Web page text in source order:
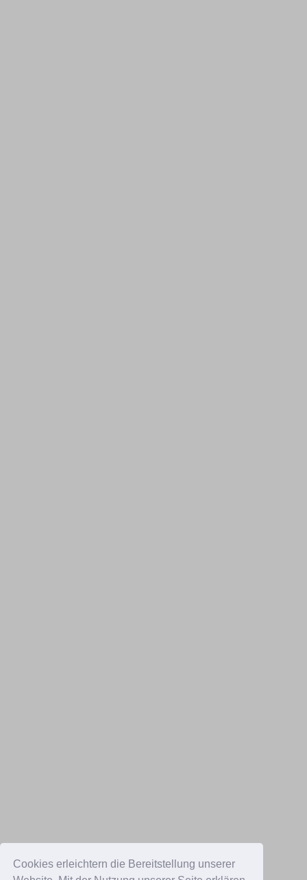
Cookies erleichtern die Bereitstellung unserer